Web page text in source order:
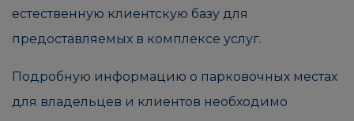
естественную клиентскую базу для
предоставляемых в комплексе услуг.
Подробную информацию о парковочных местах
для владельцев и клиентов необходимо